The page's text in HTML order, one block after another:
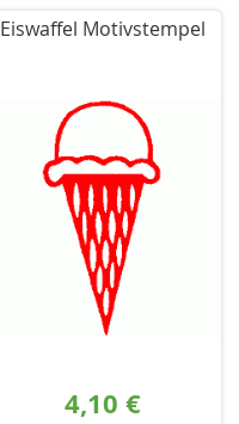
Eiswaffel Motivstempel
4,10 €